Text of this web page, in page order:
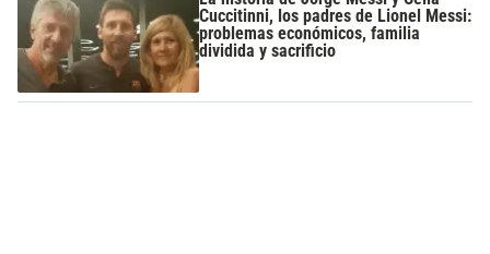
Cuccitinni, los padres de Lionel Messi:
problemas económicos, familia
dividida y sacrificio